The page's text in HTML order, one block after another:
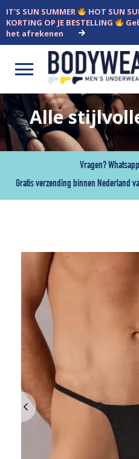
IT'S SUN SUMMER HOT SUN
KORTING OP JE BESTELLING
het afrekenen
Open
Alle
Vragen?
Gratis verzending binnen Nederland